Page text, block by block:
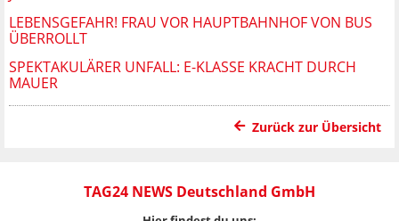
LEBENSGEFAHR! FRAU VOR HAUPTBAHNHOF VON BUS
ÜBERROLLT
SPEKTAKULÄRER UNFALL: E-KLASSE KRACHT DURCH
MAUER
Zurück zur Übersicht
TAG24 NEWS Deutschland GmbH